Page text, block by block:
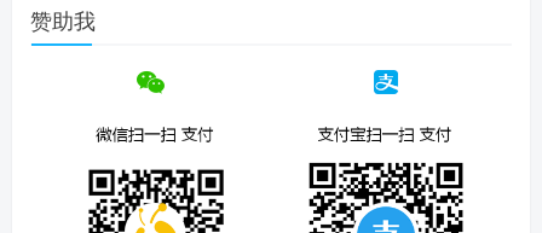
赞助我